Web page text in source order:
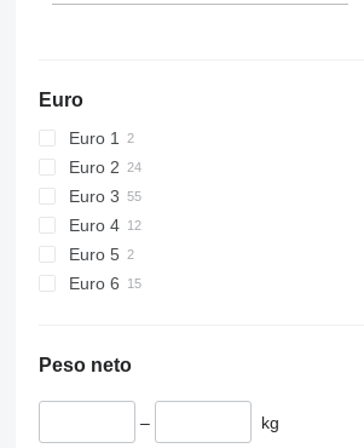
Euro
Euro 1
Euro 2
Euro 3
Euro 4
Euro 5
Euro 6
Peso neto
– kg